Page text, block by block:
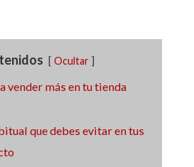
Ocultar
vender más en tu tienda
que debes evitar en tus